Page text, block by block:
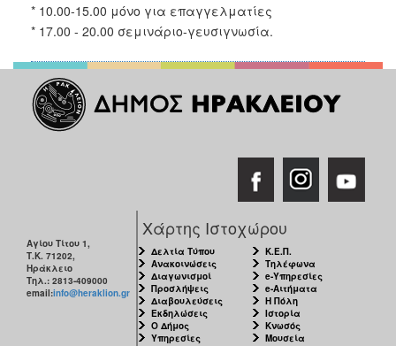
* 10.00-15.00 μόνο για επαγγελματίες
* 17.00 - 20.00 σεμινάριο-γευσιγνωσία.
Αγίου Τίτου 1,
Τ.Κ. 71202,
Ηράκλειο
Τηλ.: 2813-409000
email:info@heraklion.gr
Χάρτης Ιστοχώρου
Δελτία Τύπου
Ανακοινώσεις
Διαγωνισμοί
Προσλήψεις
Διαβουλεύσεις
Εκδηλώσεις
Ο Δήμος
Υπηρεσίες
Κ.Ε.Π.
Τηλέφωνα
e-Υπηρεσίες
e-Αιτήματα
Η Πόλη
Ιστορία
Κνωσός
Μουσεία